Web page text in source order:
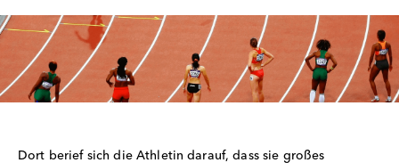
Dort berief sich die Athletin darauf, dass sie großes